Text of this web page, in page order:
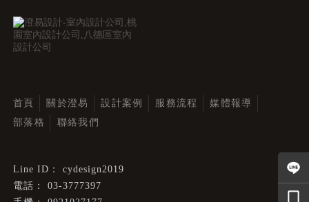
cydesign2019
03-3777397
首頁 關於澄易 設計案例 服務流程
媒體報導
部落格
聯絡我們